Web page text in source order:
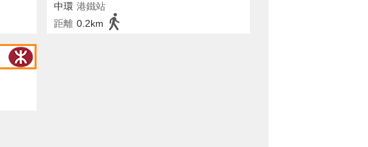
中環 港鐵站
距離 0.2km